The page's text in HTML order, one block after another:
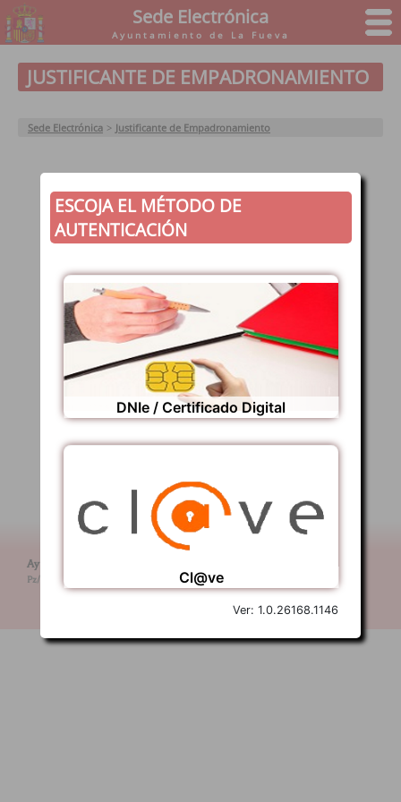
Sede Electrónica
Ayuntamiento de La Fueva
JUSTIFICANTE DE EMPADRONAMIENTO
Sede Electrónica > Justificante de Empadronamiento
ESCOJA EL MÉTODO DE
AUTENTICACIÓN
Ayuntamiento de La Fueva - P2235000C
Pz/Mayor, S.N. - 22336 Tierrantona (Huesca)